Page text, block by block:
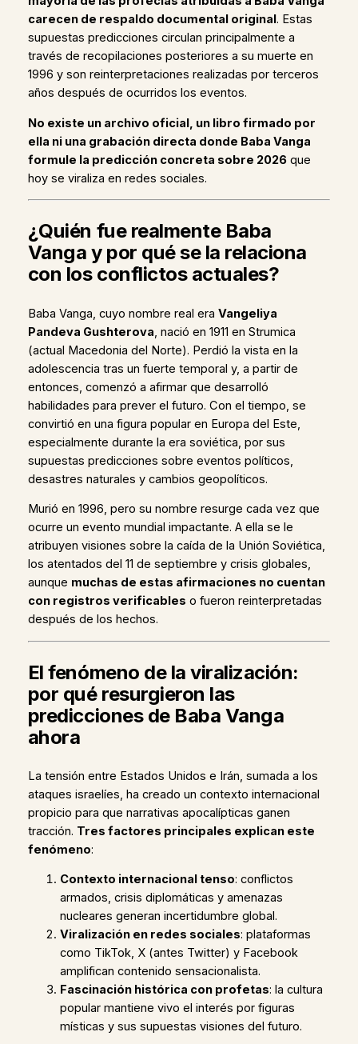
carecen de respaldo documental original . Estas
supuestas predicciones circulan principalmente a
través de recopilaciones posteriores a su muerte en
1996 y son reinterpretaciones realizadas por terceros
años después de ocurridos los eventos.
No existe un archivo oficial, un libro firmado por
ella ni una grabación directa donde Baba Vanga
formule la predicción concreta sobre 2026que
hoy se viraliza en redes sociales.
¿Quién fue realmente Baba
Vanga y por qué se la relaciona
con los conflictos actuales?
Baba Vanga, cuyo nombre real era Vangeliya
Pandeva Gushterova , nació en 1911 en Strumica
(actual Macedonia del Norte). Perdió la vista en la
adolescencia tras un fuerte temporal y, a partir de
entonces, comenzó a afirmar que desarrolló
habilidades para prever el futuro. Con el tiempo, se
convirtió en una figura popular en Europa del Este,
especialmente durante la era soviética, por sus
supuestas predicciones sobre eventos políticos,
desastres naturales y cambios geopolíticos.
Murió en 1996, pero su nombre resurge cada vez que
ocurre un evento mundial impactante. A ella se le
atribuyen visiones sobre la caída de la Unión Soviética,
los atentados del 11 de septiembre y crisis globales,
aunque muchas de estas afirmaciones no cuentan
con registros verificables o fueron reinterpretadas
después de los hechos.
El fenómeno de la viralización:
por qué resurgieron las
predicciones de Baba Vanga
ahora
La tensión entre Estados Unidos e Irán, sumada a los
ataques israelíes, ha creado un contexto internacional
propicio para que narrativas apocalípticas ganen
tracción. Tres factores principales explican este
fenómeno:
Contexto internacional tenso: conflictos
armados, crisis diplomáticas y amenazas
nucleares generan incertidumbre global.
Viralización en redes sociales: plataformas
como TikTok, X (antes Twitter) y Facebook
amplifican contenido sensacionalista.
Fascinación histórica con profetas: la cultura
popular mantiene vivo el interés por figuras
místicas y sus supuestas visiones del futuro.